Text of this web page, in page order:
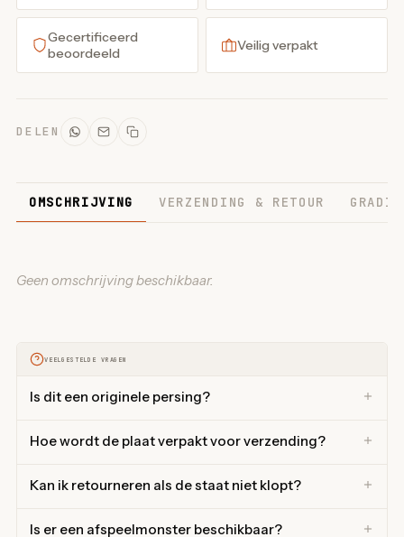
Gecertificeerd
beoordeeld
Veilig verpakt
DELEN
OMSCHRIJVING VERZENDING & RETOUR
Geen omschrijving beschikbaar.
VEELGESTELDE VRAGEN
Is dit een originele persing?
Hoe wordt de plaat verpakt voor verzending?
Kan ik retourneren als de staat niet klopt?
Is er een afspeelmonster beschikbaar?